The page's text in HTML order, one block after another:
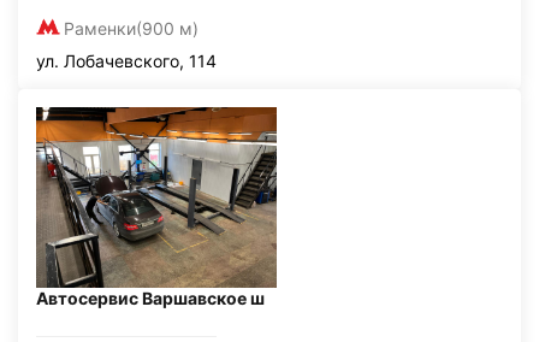
Раменки(900 м)
ул. Лобачевского, 114
Автосервис Варшавское ш